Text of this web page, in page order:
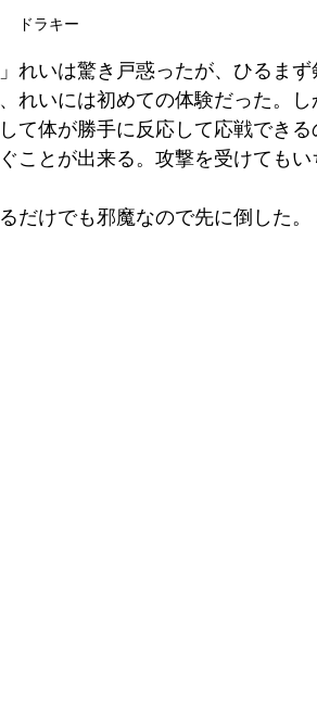
ドラキー
れいは驚き戸惑ったが、ひるまず
れいには初めての体験だった。し
て体が勝手に反応して応戦できる
ことが出来る。攻撃を受けても
だけでも邪魔なので先に倒した。